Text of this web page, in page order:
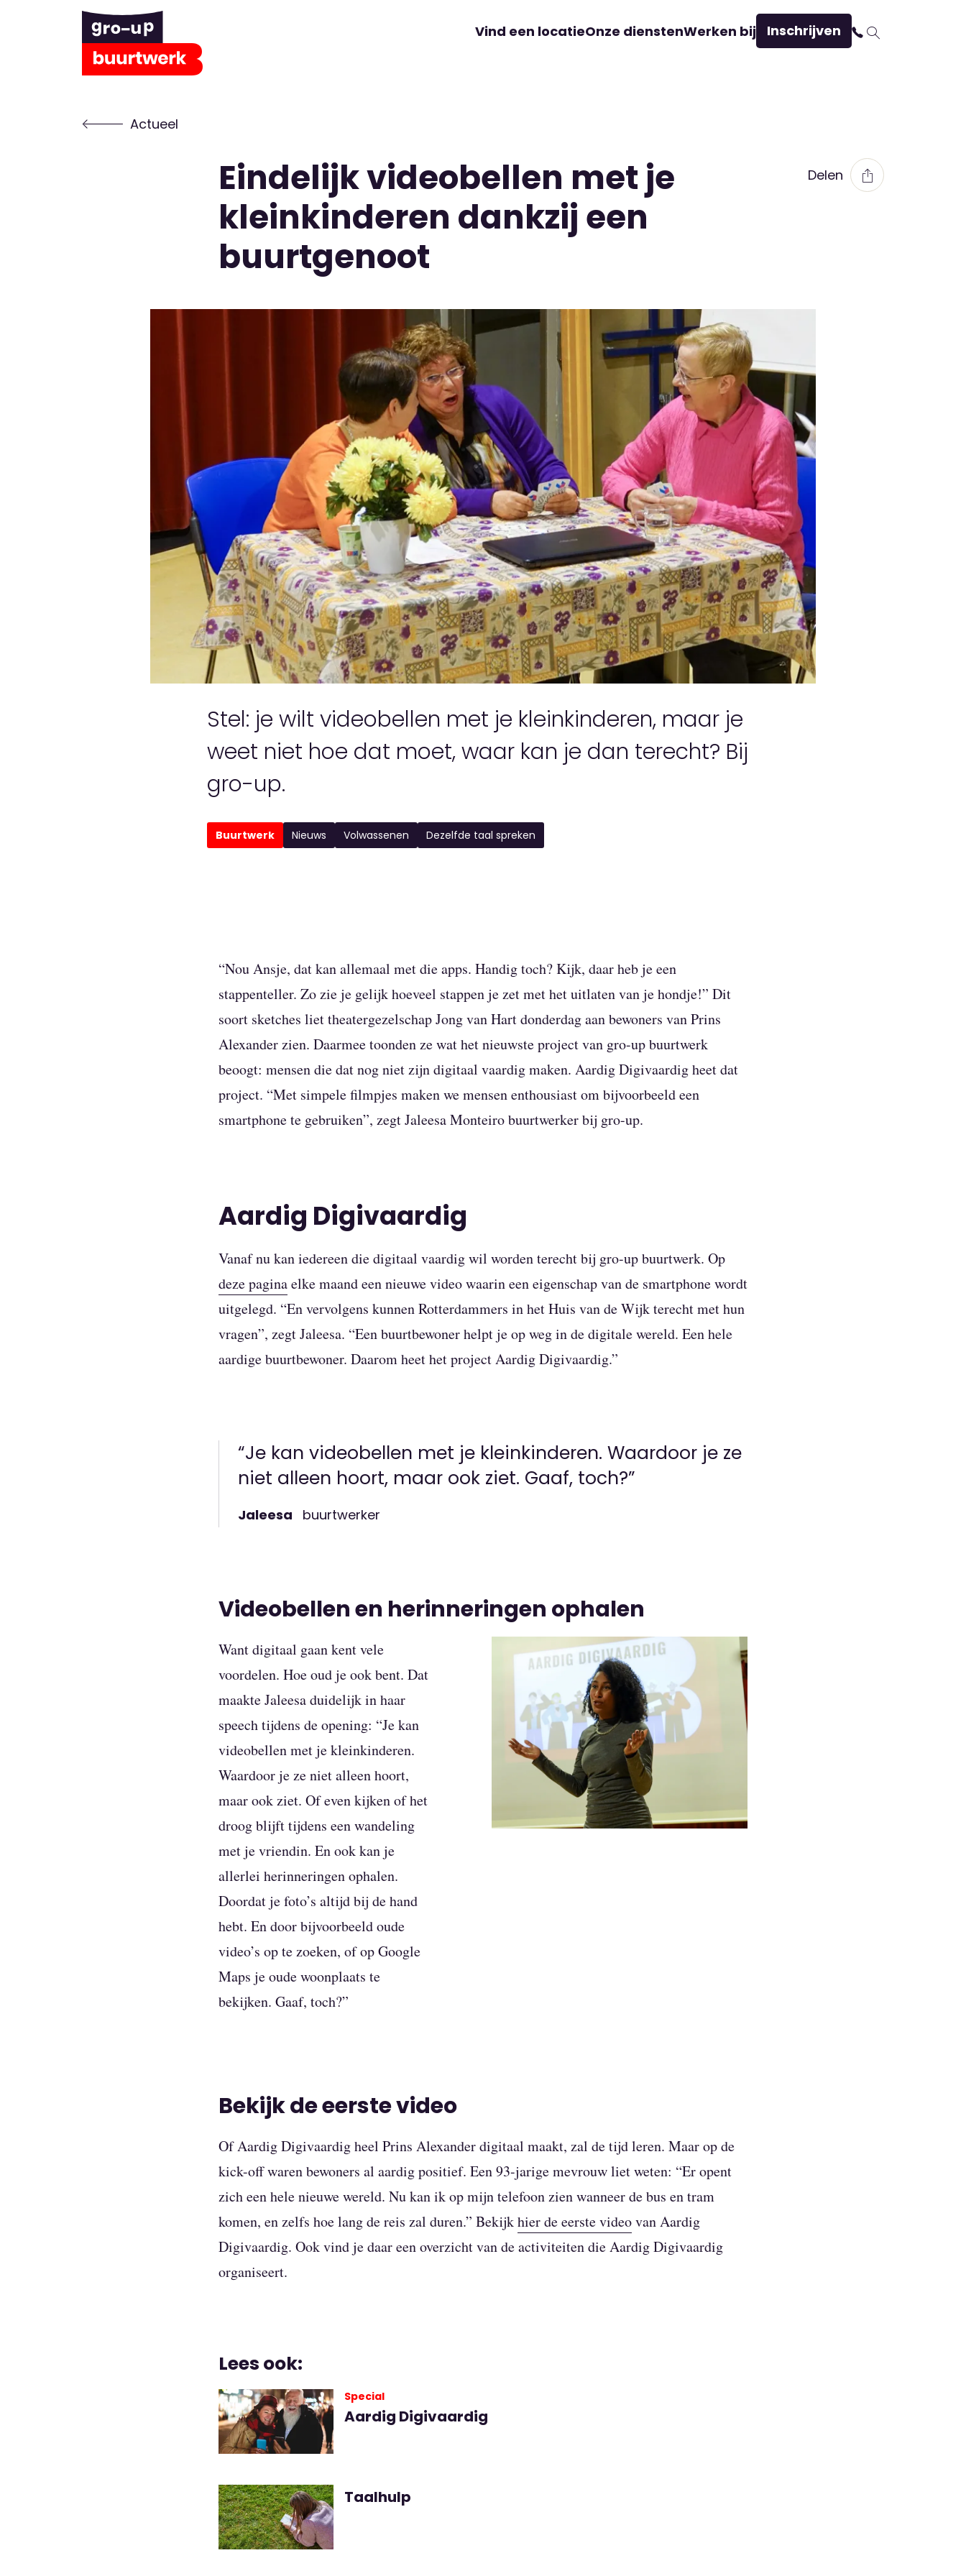
Vind een locatieOnze dienstenWerken bij Inschrijven
Actueel
Eindelijk videobellen met je
kleinkinderen dankzij een
buurtgenoot
Delen
Stel: je wilt videobellen met je kleinkinderen, maar je
weet niet hoe dat moet, waar kan je dan terecht? Bij
gro-up.
Buurtwerk Nieuws Volwassenen Dezelfde taal spreken
“Nou Ansje, dat kan allemaal met die apps. Handig toch? Kijk, daar heb je een
stappenteller. Zo zie je gelijk hoeveel stappen je zet met het uitlaten van je hondje!” Dit
soort sketches liet theatergezelschap Jong van Hart donderdag aan bewoners van Prins
Alexander zien. Daarmee toonden ze wat het nieuwste project van gro-up buurtwerk
beoogt: mensen die dat nog niet zijn digitaal vaardig maken. Aardig Digivaardig heet dat
project. “Met simpele filmpjes maken we mensen enthousiast om bijvoorbeeld een
smartphone te gebruiken”, zegt Jaleesa Monteiro buurtwerker bij gro-up.
Aardig Digivaardig
Vanaf nu kan iedereen die digitaal vaardig wil worden terecht bij gro-up buurtwerk. Op
deze paginaelke maand een nieuwe video waarin een eigenschap van de smartphone wordt
uitgelegd. “En vervolgens kunnen Rotterdammers in het Huis van de Wijk terecht met hun
vragen”, zegt Jaleesa. “Een buurtbewoner helpt je op weg in de digitale wereld. Een hele
aardige buurtbewoner. Daarom heet het project Aardig Digivaardig.”
“Je kan videobellen met je kleinkinderen. Waardoor je ze
niet alleen hoort, maar ook ziet. Gaaf, toch?”
Jaleesa buurtwerker
Videobellen en herinneringen ophalen
Want digitaal gaan kent vele
voordelen. Hoe oud je ook bent. Dat
maakte Jaleesa duidelijk in haar
speech tijdens de opening: “Je kan
videobellen met je kleinkinderen.
Waardoor je ze niet alleen hoort,
maar ook ziet. Of even kijken of het
droog blijft tijdens een wandeling
met je vriendin. En ook kan je
allerlei herinneringen ophalen.
Doordat je foto’s altijd bij de hand
hebt. En door bijvoorbeeld oude
video’s op te zoeken, of op Google
Maps je oude woonplaats te
bekijken. Gaaf, toch?”
Bekijk de eerste video
Of Aardig Digivaardig heel Prins Alexander digitaal maakt, zal de tijd leren. Maar op de
kick-off waren bewoners al aardig positief. Een 93-jarige mevrouw liet weten: “Er opent
zich een hele nieuwe wereld. Nu kan ik op mijn telefoon zien wanneer de bus en tram
komen, en zelfs hoe lang de reis zal duren.” Bekijkhier de eerste videovan Aardig
Digivaardig. Ook vind je daar een overzicht van de activiteiten die Aardig Digivaardig
organiseert.
Lees ook:
Special
Aardig Digivaardig
Taalhulp